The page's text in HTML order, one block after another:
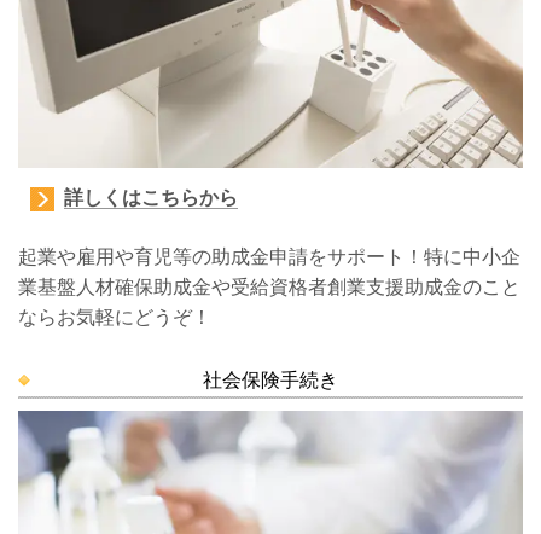
詳しくはこちらから
起業や雇用や育児等の助成金申請をサポート！ 特に中小企
業基盤人材確保助成金や受給資格者創業支援助成金のこと
ならお気軽にどうぞ！
社会保険手続き